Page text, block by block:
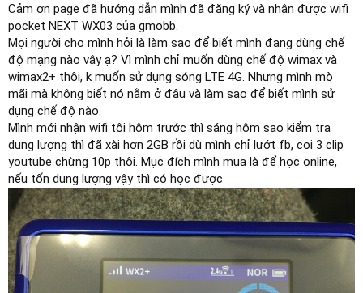
Cảm ơn page đã hướng dẫn mình đã đăng ký và nhận được wifi
pocket NEXT WX03 của gmobb.
Mọi người cho mình hỏi là làm sao để biết mình đang dùng chế
độ mạng nào vậy ạ? Vì mình chỉ muốn dùng chế độ wimax và
wimax2+ thôi, k muốn sử dụng sóng LTE 4G. Nhưng mình mò
mãi mà không biết nó nằm ở đâu và làm sao để biết mình sử
dụng chế độ nào.
Mình mới nhận wifi tôi hôm trước thì sáng hôm sao kiểm tra
dung lượng thì đã xài hơn 2GB rồi dù mình chỉ lướt fb, coi 3 clip
youtube chừng 10p thôi. Mục đích mình mua là để học online,
nếu tốn dung lượng vậy thì có học được